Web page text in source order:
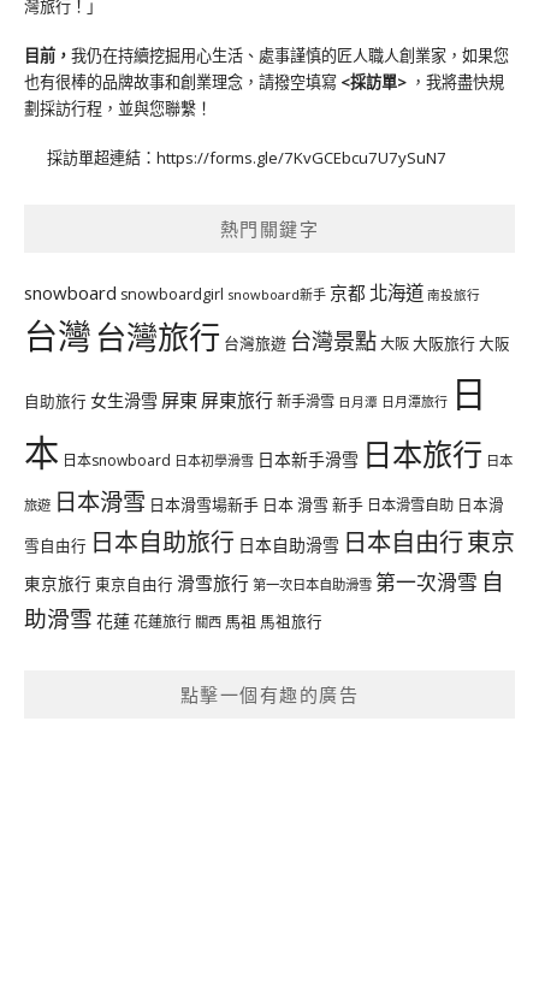
灣旅行！」
目前， 我仍在持續挖掘用心生活、處事謹慎的匠人職人創業家，如果您
也有很棒的品牌故事和創業理念，請撥空填寫 <採訪單> ，我將盡快規
劃採訪行程，並與您聯繫！
採訪單超連結： https://forms.gle/7KvGCEbcu7U7ySuN7
熱門關鍵字
snowboard snowboardgirl snowboard新手 京都 北海道 南投旅行
台灣台灣旅行 台灣旅遊 台灣景點大阪大阪旅行大阪
自助旅行 女生滑雪 屏東 屏東旅行新手滑雪 日月潭 日月潭旅行 日
本 日本snowboard 日本初學滑雪 日本新手滑雪 日本旅行 日本
旅遊 日本滑雪 日本滑雪場新手 日本 滑雪 新手 日本滑雪自助 日本滑
雪自由行 日本自助旅行 日本自助滑雪 日本自由行東京
東京旅行 東京自由行 滑雪旅行 第一次日本自助滑雪 第一次滑雪 自
助滑雪 花蓮花蓮旅行 關西 馬祖 馬祖旅行
點擊一個有趣的廣告